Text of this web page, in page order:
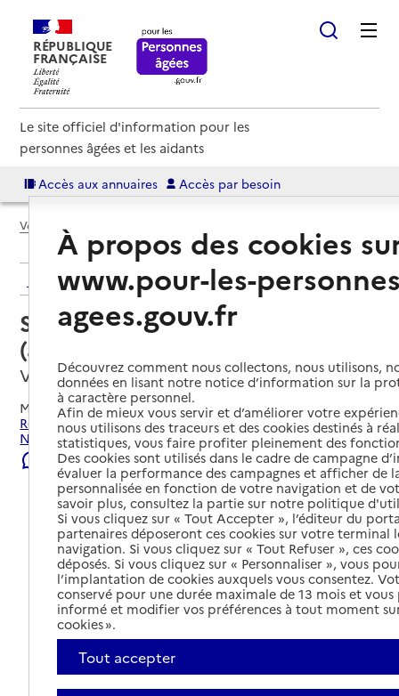
RÉPUBLIQUE
FRANÇAISE
Le site officiel d'information pour les
personnes âgées et les aidants
Accès aux annuaires Accès par besoin
Voir le fil d’Ariane
Retour aux résultats de l'annuaire
Service autonomie à domicile
(aide) – Services ADMR
Vire Normandie, CALVADOS
Mis à jour le22/07/2026
Rechercher les établissements et services autour de Vire
Normandie.
Signaler une erreur
À propos des cookies
www.pour-les-
agees.gouv.fr
Découvrez comment nous collectons, nous utilisons,
données en lisant notre notice d’information sur la
à caractère personnel.
Afin de mieux vous servir et d’améliorer votre
nous utilisons des traceurs et des cookies destinés à
statistiques, vous faire profiter pleinement des
Des cookies sont utilisés dans le cadre de campagne
évaluer la performance des campagnes et afficher de
personnalisée en fonction de votre navigation et de
savoir plus, consultez la partie sur notre politique
Si vous cliquez sur « Tout Accepter », l’éditeur du
partenaires déposeront ces cookies sur votre terminal
navigation. Si vous cliquez sur « Tout Refuser », ces
déposés. Si vous cliquez sur « Personnaliser », vous
l’implantation de cookies auxquels vous consentez.
conservé pour une durée maximale de 13 mois et
informé et modifier vos préférences à tout moment
cookies ».
Tout accepter